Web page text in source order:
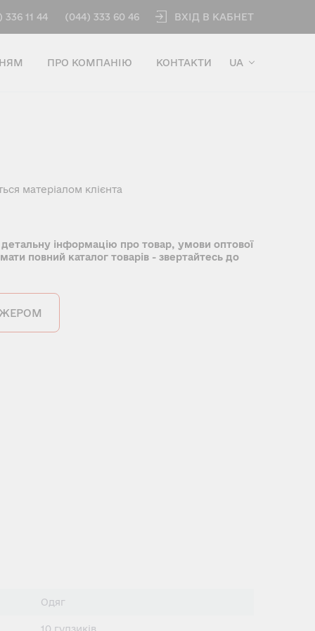
336 11 44 (044) 333 60 46 ВХІД В КАБНЕТ
ПРО КОМПАНІЮ КОНТАКТИ UA
матеріалом клієнта
інформацію про товар, умови оптової
повний каталог товарів - звертайтесь до
Одяг